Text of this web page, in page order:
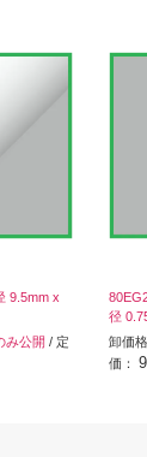
9.5mm x
み公開 / 定
径
卸価
価：